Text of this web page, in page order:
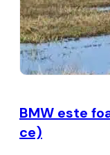
BMW este
ce)